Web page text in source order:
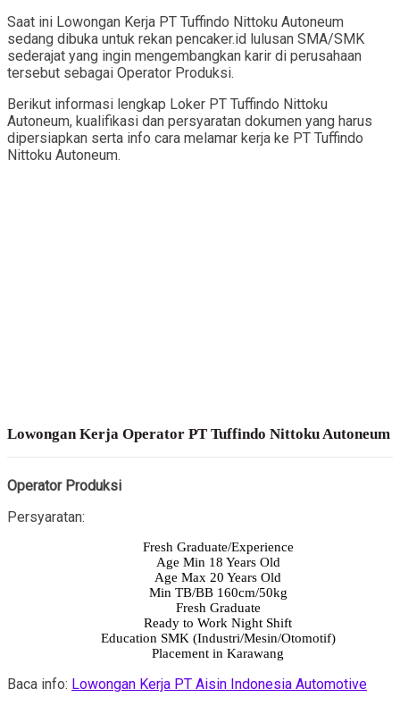
Saat ini Lowongan Kerja PT Tuffindo Nittoku Autoneum
sedang dibuka untuk rekan pencaker.id lulusan SMA/SMK
sederajat yang ingin mengembangkan karir di perusahaan
tersebut sebagai Operator Produksi.
Berikut informasi lengkap Loker PT Tuffindo Nittoku
Autoneum, kualifikasi dan persyaratan dokumen yang harus
dipersiapkan serta info cara melamar kerja ke PT Tuffindo
Nittoku Autoneum.
Lowongan Kerja Operator PT Tuffindo Nittoku Autoneum
Operator Produksi
Persyaratan:
Fresh Graduate/Experience
Age Min 18 Years Old
Age Max 20 Years Old
Min TB/BB 160cm/50kg
Fresh Graduate
Ready to Work Night Shift
Education SMK (Industri/Mesin/Otomotif)
Placement in Karawang
Baca info: Lowongan Kerja PT Aisin Indonesia Automotive